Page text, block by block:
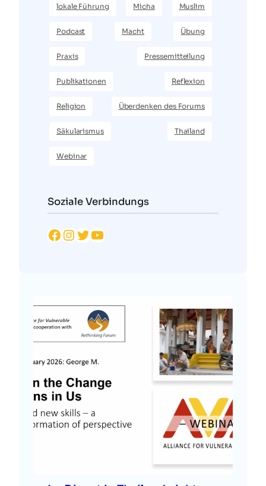
lokale Führung Micha Muslim
Podcast Macht Übung
Praxis Pressemitteilung
Publikationen Reflexion
Religion Überdenken des Forums
Säkularismus Thailand
Webinar
Soziale Verbindungs
Facebook Instagram Twitter YouTube